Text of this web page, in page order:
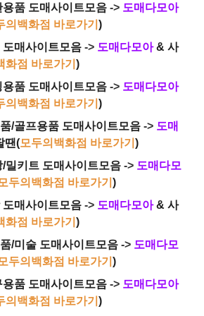
용품 도매사이트모음 -> 도매다모아
의백화점 바로가기)
도매사이트모음 -> 도매다모아 & 사
화점 바로가기)
용품 도매사이트모음 -> 도매다모아
의백화점 바로가기)
/골프용품 도매사이트모음 -> 도매
땐(모두의백화점 바로가기)
/밀키트 도매사이트모음 -> 도매다모
두의백화점 바로가기)
도매사이트모음 -> 도매다모아 & 사
화점 바로가기)
/미술 도매사이트모음 -> 도매다모
두의백화점 바로가기)
용품 도매사이트모음 -> 도매다모아
의백화점 바로가기)